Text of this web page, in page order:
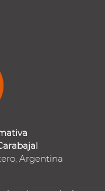
Argentina